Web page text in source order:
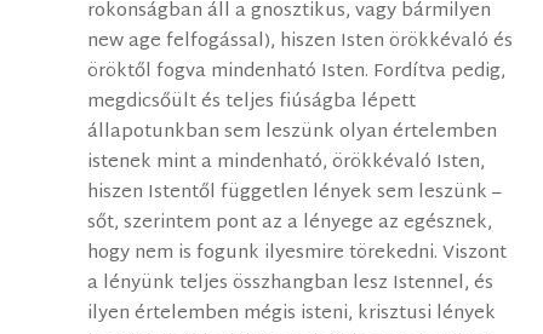
rokonságban áll a gnosztikus, vagy bármilyen
new age felfogással), hiszen Isten örökkévaló és
öröktől fogva mindenható Isten. Fordítva pedig,
megdicsőült és teljes fiúságba lépett
állapotunkban sem leszünk olyan értelemben
istenek mint a mindenható, örökkévaló Isten,
hiszen Istentől független lények sem leszünk –
sőt, szerintem pont az a lényege az egésznek,
hogy nem is fogunk ilyesmire törekedni. Viszont
a lényünk teljes összhangban lesz Istennel, és
ilyen értelemben mégis isteni, krisztusi lények